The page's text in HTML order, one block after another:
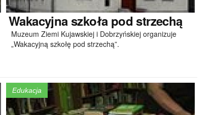
Wakacyjna szkoła pod strzechą
Muzeum Ziemi Kujawskiej i Dobrzyńskiej organizuje
„Wakacyjną szkołę pod strzechą”.
Edukacja